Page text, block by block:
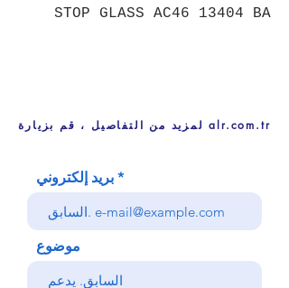
STOP GLASS AC46 13404 BA
لمزيد من التفاصيل ، قم بزيارة alr.com.tr
بريد إلكتروني
موضوع